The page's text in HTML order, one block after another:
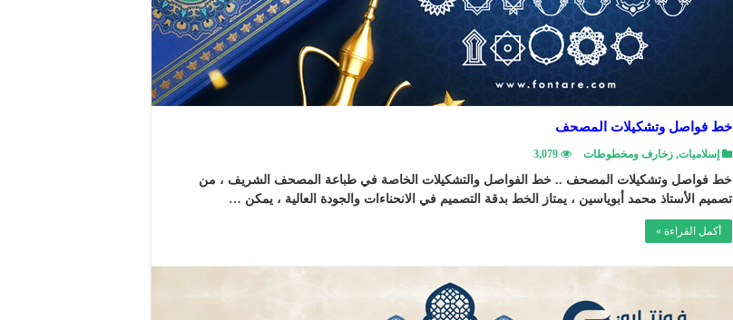
خط فواصل وتشكيلات المصحف
إسلاميات, زخارف ومخطوطات 3,079
خط فواصل وتشكيلات المصحف .. خط الفواصل والتشكيلات الخاصة في طباعة المصحف الشريف ، من
تصميم الأستاذ محمد أبوياسين ، يمتاز الخط بدقة التصميم في الانحناءات والجودة العالية ، يمكن …
أكمل القراءة »